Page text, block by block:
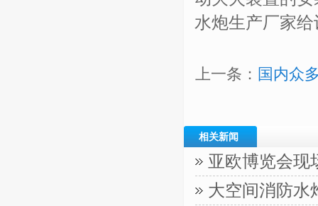
水炮生产厂家
上一条： 国内众
相关新闻
亚欧博览会现
大空间消防水